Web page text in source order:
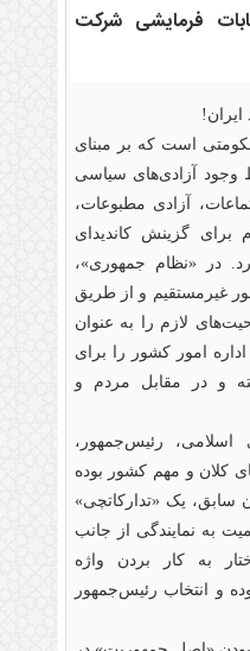
فرمایشی شرکت
است که بر مبنای
وجود آزادی‌های سیاسی
آزادی مطبوعات،
برای گزینش کاندیدای
در «نظام جمهوری»،
غیرمستقیم و از طریق
لازم را به عنوان
امور کشور را برای
و در مقابل مردم و
رئیس‌جمهور،
کلان و مهم کشور بوده
سابق، یک «تدارکاتچی»
به نمایندگی از جانب
به کار بردن واژه
و انتخاب رئیس‌جمهور